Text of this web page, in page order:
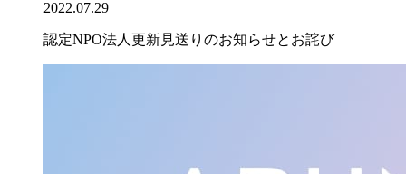
2022.07.29
認定NPO法人更新見送りのお知らせとお詫び